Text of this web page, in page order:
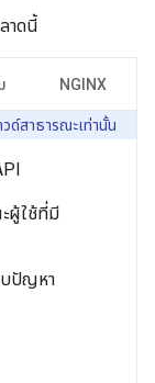
าดนี้
NGINX
วด์สาธารณะเท่านั้น
ผู้ใช้ที่มี
บปัญหา